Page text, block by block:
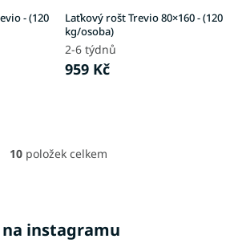
- (120
Laťkový rošt Trevio 80×160 - (120
kg/osoba)
2-6 týdnů
959 Kč
O
a
10 položek celkem
instagramu